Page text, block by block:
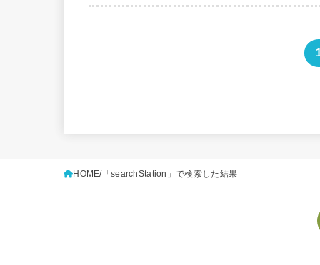
HOME 「searchStation」で検索した結果